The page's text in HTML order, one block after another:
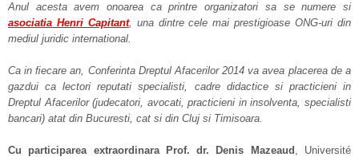
Anul acesta avem onoarea ca printre organizatori sa se numere si
asociatia Henri Capitant, una dintre cele mai prestigioase ONG-uri din
mediul juridic international.
Ca in ﬁecare an, Conferinta Dreptul Afacerilor 2014 va avea placerea de a
gazdui ca lectori reputati specialisti, cadre didactice si practicieni in
Dreptul Afacerilor (judecatori, avocati, practicieni in insolventa, specialisti
bancari) atat din Bucuresti, cat si din Cluj si Timisoara.
Cu participarea extraordinara Prof. dr. Denis Mazeaud , Université